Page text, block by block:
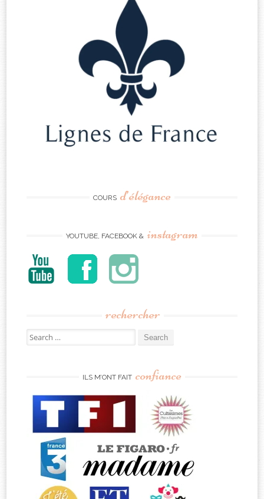
COURS d’élégance
YOUTUBE, FACEBOOK & instagram
rechercher
Search
for:
ILS M’ONT FAIT confiance